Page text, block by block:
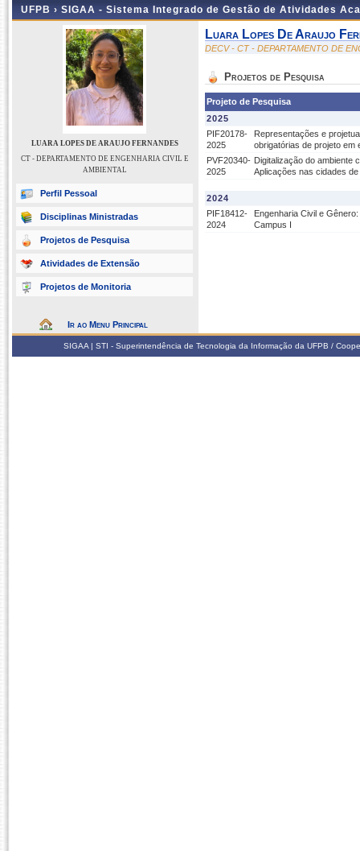
UFPB › SIGAA - Sistema Integrado de Gestão de Atividades
LUARA LOPES DE ARAUJO FERNANDES
CT - DEPARTAMENTO DE ENGENHARIA CIVIL E
AMBIENTAL
Perfil Pessoal
Disciplinas Ministradas
Projetos de Pesquisa
Atividades de Extensão
Projetos de Monitoria
Ir ao Menu Principal
Luara Lopes De Araujo
DECV - CT - DEPARTAMENTO DE
Projetos de Pesquisa
Projeto de Pesquisa
2025
PIF20178-
2025
Representações e
obrigatórias de projeto em
PVF20340-
2025
Digitalização do ambiente
Aplicações nas cidades
2024
PIF18412-
2024
Engenharia Civil e
Campus I
SIGAA | STI - Superintendência de Tecnologia da Informação da UFPB /